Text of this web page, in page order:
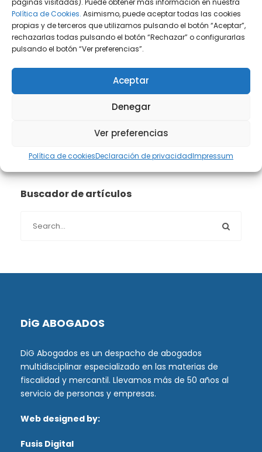
Política de Cookies. Asimismo, puede aceptar todas las cookies
propias y de terceros que utilizamos pulsando el botón “Aceptar”,
rechazarlas todas pulsando el botón “Rechazar” o configurarlas
pulsando el botón “Ver preferencias”.
Aceptar
Denegar
Ver preferencias
Política de cookiesDeclaración de privacidadImpressum
Prensa(2)
Propiedad intelectual e industrial
Protección de datos(40)
Buscador de artículos
DiG ABOGADOS
DiG Abogados es un despacho de abogados
multidisciplinar especializado en las materias de
fiscalidad y mercantil. Llevamos más de 50 años al
servicio de personas y empresas.
Web designed by:
Fusis Digital